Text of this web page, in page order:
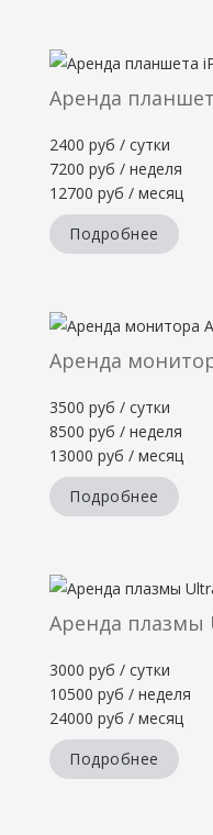
Аренда
2400 руб / сутки
7200 руб / неделя
12700 руб / месяц
Подробнее
Аренда
3500 руб / сутки
8500 руб / неделя
13000 руб / месяц
Подробнее
Аренда плазмы
3000 руб / сутки
10500 руб / неделя
24000 руб / месяц
Подробнее